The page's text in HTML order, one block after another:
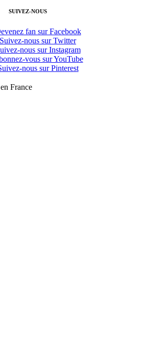
SUIVEZ-NOUS
fan sur Facebook
Suivez-nous sur Twitter
nous sur Instagram
vous sur YouTube
nous sur Pinterest
France